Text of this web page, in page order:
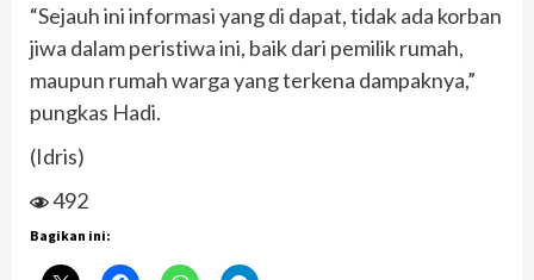
“Sejauh ini informasi yang di dapat, tidak ada korban
jiwa dalam peristiwa ini, baik dari pemilik rumah,
maupun rumah warga yang terkena dampaknya,”
pungkas Hadi.
(Idris)
492
Bagikan ini: